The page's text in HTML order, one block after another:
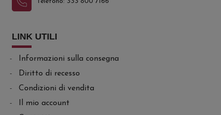
LINK UTILI
Informazioni sulla consegna
Diritto di recesso
Condizioni di vendita
Il mio account